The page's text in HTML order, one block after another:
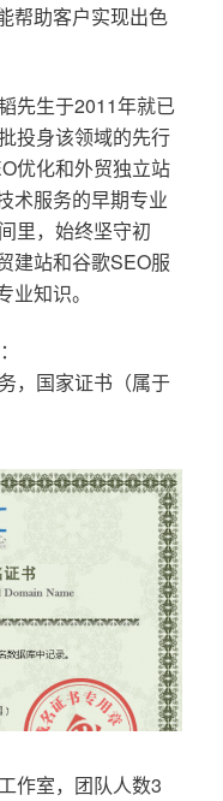
帮助客户实现出色
先生于2011年就已
投身该领域的先行
优化和外贸独立站
术服务的早期专业
里，始终坚守初
建站和谷歌SEO服
知识。
，国家证书（属于
作室，团队人数3